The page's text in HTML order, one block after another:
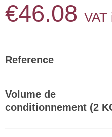
€46.08 VAT
Reference
Volume de
conditionnement (2